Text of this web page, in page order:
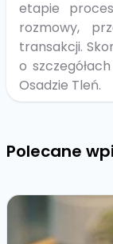
etapie
rozmowy,
transakcji.
o
Osadzie Tleń.
Polecane